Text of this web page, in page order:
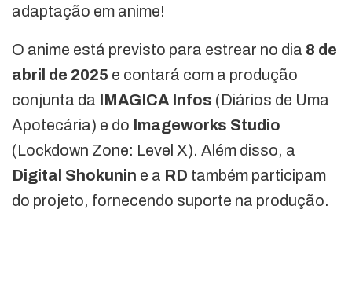
adaptação em anime!
O anime está previsto para estrear no dia 8 de
abril de 2025 e contará com a produção
conjunta da IMAGICA Infos (Diários de Uma
Apotecária) e do Imageworks Studio
(Lockdown Zone: Level X). Além disso, a
Digital Shokunin e a RD também participam
do projeto, fornecendo suporte na produção.